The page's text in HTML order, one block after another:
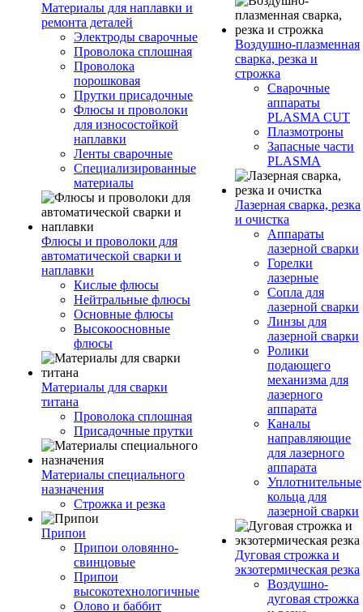
Материалы для наплавки и
ремонта деталей
Электроды сварочные
Проволока сплошная
Проволока
порошковая
Прутки присадочные
Флюсы и проволоки
для износостойкой
наплавки
Ленты сварочные
Специализированные
материалы
Флюсы и проволоки для
автоматической сварки и
наплавки
Кислые флюсы
Нейтральные флюсы
Основные флюсы
Высокоосновные
флюсы
Материалы для сварки
титана
Проволока сплошная
Присадочные прутки
Материалы специального
назначения
Строжка и резка
Припои
Припои оловянно-
свинцовые
Припои
высокотехнологичные
Олово и баббит
Воздушно-плазменная
сварка, резка и
строжка
Сварочные
аппараты
PLASMA CUT
Плазмотроны
Запасные части
PLASMA
Лазерная сварка, резка
и очистка
Аппараты
лазерной сварки
Горелки
лазерные
Сопла для
лазерной сварки
Линзы для
лазерной сварки
Ролики
подающего
механизма для
лазерного
аппарата
Каналы
направляющие
для лазерного
аппарата
Уплотнительные
кольца для
лазерной сварки
Дуговая строжка и
экзотермическая резка
Воздушно-
дуговая строжка